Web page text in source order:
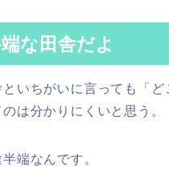
な田舎だよ
といちがいに言っても「ど
は分かりにくいと思う。
端なんです。